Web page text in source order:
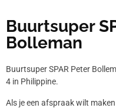
Buurtsuper
Bolleman
Buurtsuper SPAR Peter
4 in Philippine.
Als je een afspraak wilt